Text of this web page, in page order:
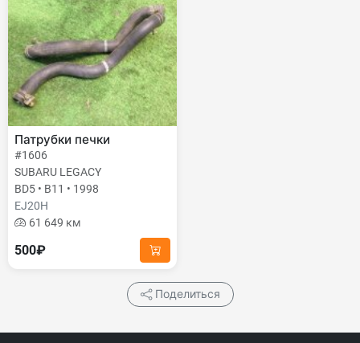
Патрубки печки
#1606
SUBARU LEGACY
BD5 • B11 • 1998
EJ20H
61 649 км
500₽
Поделиться